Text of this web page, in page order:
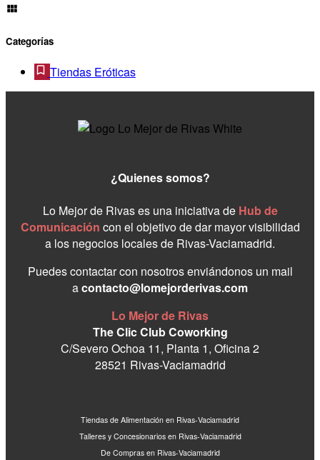
Categorías
Tiendas Eróticas
¿Quienes somos?
Lo Mejor de Rivas es una iniciativa de Hub de
Comunicación con el objetivo de dar mayor visibilidad
a los negocios locales de Rivas-Vaciamadrid.
Puedes contactar con nosotros enviándonos un mail
acontacto@lomejorderivas.com
Lo Mejor de Rivas
The Clic Club Coworking
C/Severo Ochoa 11, Planta 1, Oficina 2
28521 Rivas-Vaciamadrid
Tiendas de Alimentación en Rivas-Vaciamadrid
Talleres y Concesionarios en Rivas-Vaciamadrid
De Compras en Rivas-Vaciamadrid